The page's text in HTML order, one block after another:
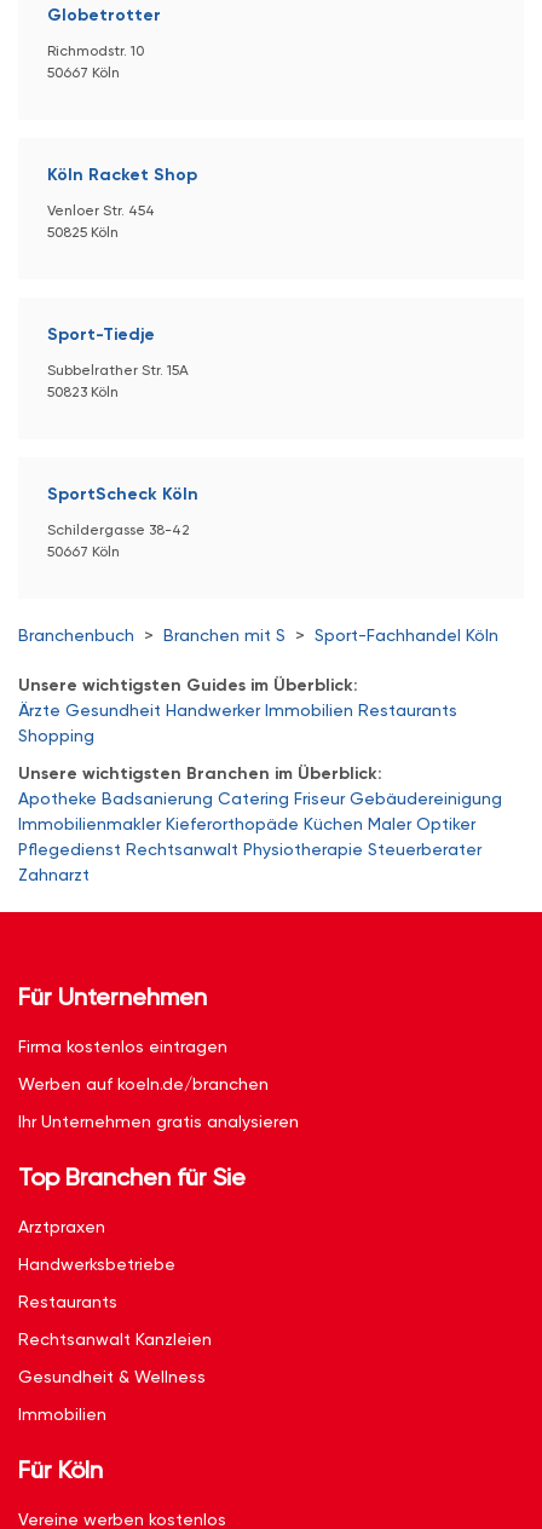
Globetrotter
Richmodstr. 10
50667 Köln
Köln Racket Shop
Venloer Str. 454
50825 Köln
Sport-Tiedje
Subbelrather Str. 15A
50823 Köln
SportScheck Köln
Schildergasse 38-42
50667 Köln
Branchenbuch > Branchen mit S > Sport-Fachhandel Köln
Unsere wichtigsten Guides im Überblick:
Ärzte Gesundheit Handwerker Immobilien Restaurants
Shopping
Unsere wichtigsten Branchen im Überblick:
Apotheke Badsanierung Catering Friseur Gebäudereinigung
Immobilienmakler Kieferorthopäde Küchen Maler Optiker
Pflegedienst Rechtsanwalt Physiotherapie Steuerberater
Zahnarzt
Für Unternehmen
Firma kostenlos eintragen
Werben auf koeln.de/branchen
Ihr Unternehmen gratis analysieren
Top Branchen für Sie
Arztpraxen
Handwerksbetriebe
Restaurants
Rechtsanwalt Kanzleien
Gesundheit & Wellness
Immobilien
Für Köln
Vereine werben kostenlos